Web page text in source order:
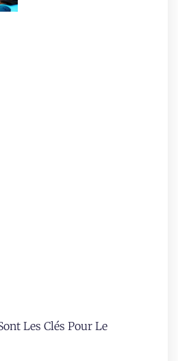
Les Clés Pour Le